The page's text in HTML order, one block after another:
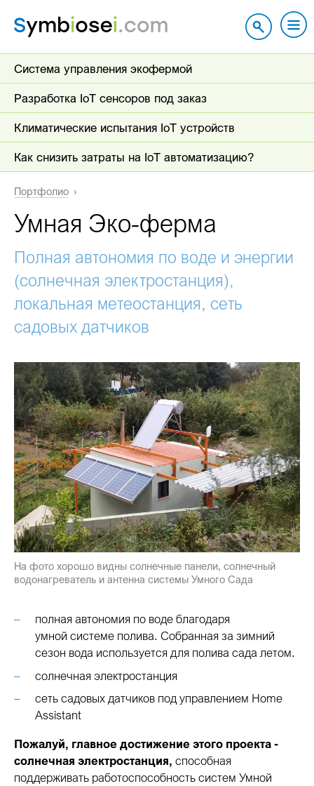
Система управления экофермой
Разработка IoT сенсоров под заказ
Климатические испытания IoT устройств
Как снизить затраты на IoT автоматизацию?
Портфолио
Умная Эко-ферма
Полная автономия по воде и энергии
(солнечная электростанция),
локальная метеостанция, сеть
садовых датчиков
На фото хорошо видны солнечные панели, солнечный
водонагреватель и антенна системы Умного Сада
полная автономия по воде благодаря
умной системе полива. Собранная за зимний
сезон вода используется для полива сада летом.
солнечная электростанция
сеть садовых датчиков под управлением Home
Assistant
Пожалуй, главное достижение этого проекта -
солнечная электростанция, способная
поддерживать работоспособность систем Умной